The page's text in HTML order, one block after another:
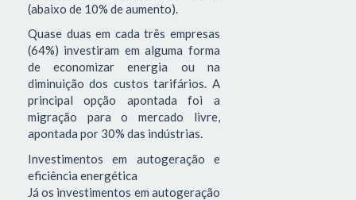
(abaixo de 10% de aumento).
Quase duas em cada três empresas
(64%) investiram em alguma forma
de economizar energia ou na
diminuição dos custos tarifários. A
principal opção apontada foi a
migração para o mercado livre,
apontada por 30% das indústrias.
Investimentos em autogeração e
eficiência energética
Já os investimentos em autogeração